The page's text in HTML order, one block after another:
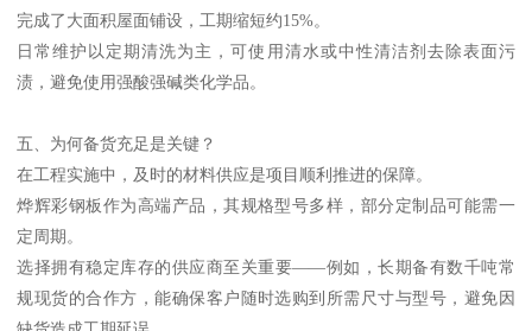
完成了大面积屋面铺设，工期缩短约15%。
日常维护以定期清洗为主，可使用清水或中性清洁剂去除表面污
渍，避免使用强酸强碱类化学品。
五、为何备货充足是关键？
在工程实施中，及时的材料供应是项目顺利推进的保障。
烨辉彩钢板作为高端产品，其规格型号多样，部分定制品可能需一
定周期。
选择拥有稳定库存的供应商至关重要——例如，长期备有数千吨常
规现货的合作方，能确保客户随时选购到所需尺寸与型号，避免因